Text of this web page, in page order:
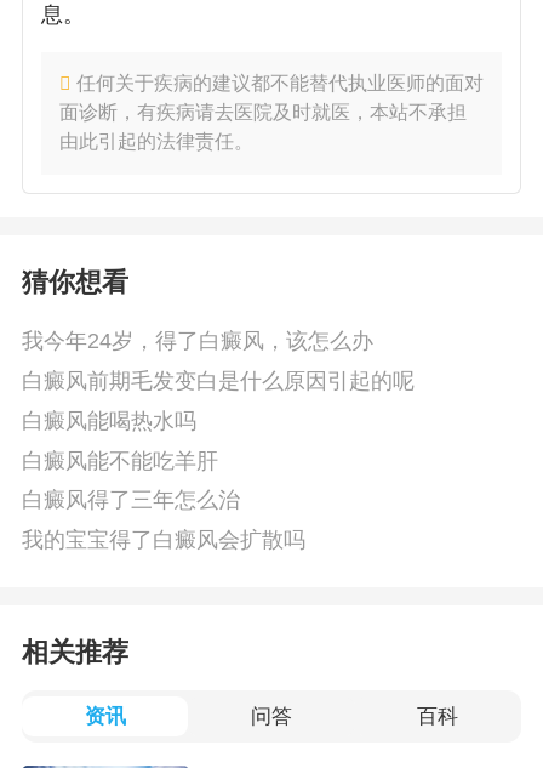
息。
任何关于疾病的建议都不能替代执业医师的面对
面诊断，有疾病请去医院及时就医，本站不承担
由此引起的法律责任。
猜你想看
我今年24岁，得了白癜风，该怎么办
白癜风前期毛发变白是什么原因引起的呢
白癜风能喝热水吗
白癜风能不能吃羊肝
白癜风得了三年怎么治
我的宝宝得了白癜风会扩散吗
相关推荐
资讯 问答 百科